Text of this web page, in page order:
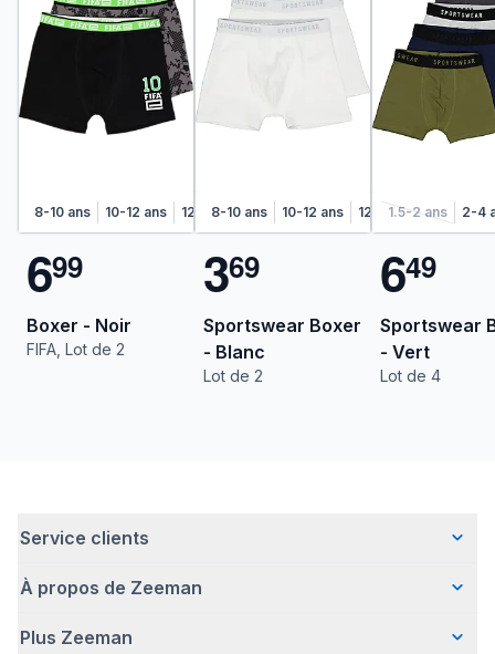
8-10 ans 10-12 ans 12-14 ans 14-16 ans
699
Boxer - Noir
FIFA, Lot de 2
8-10 ans 10-12 ans 12-14 ans 14-16 ans
369
Sportswear Boxer
- Blanc
Lot de 2
1.5-2 ans 2-4
649
Sportswear
- Vert
Lot de 4
Service clients
Questions fréquentes
Livraison
À propos de Zeeman
Qui sommes-nous ?
Plus Zeeman